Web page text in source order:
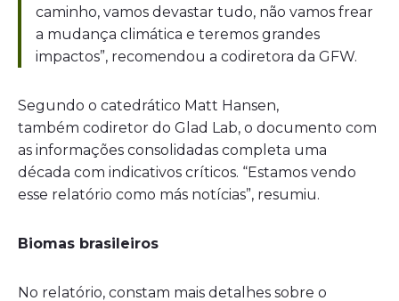
caminho, vamos devastar tudo, não vamos frear
a mudança climática e teremos grandes
impactos”, recomendou a codiretora da GFW.
Segundo o catedrático Matt Hansen,
também codiretor do Glad Lab, o documento com
as informações consolidadas completa uma
década com indicativos críticos. “Estamos vendo
esse relatório como más notícias”, resumiu.
Biomas brasileiros
No relatório, constam mais detalhes sobre o